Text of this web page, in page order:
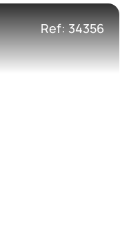
Ref: 34356